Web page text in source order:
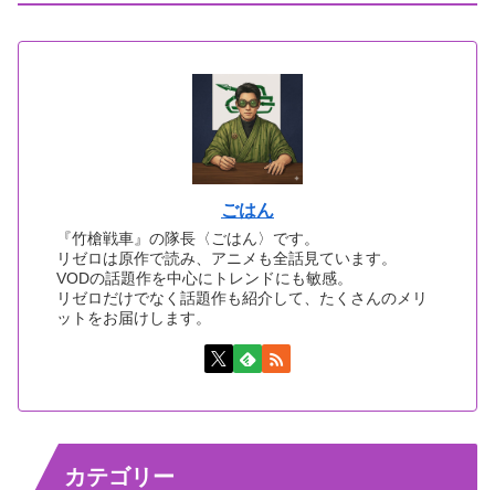
ごはん
『竹槍戦車』の隊長〈ごはん〉です。
リゼロは原作で読み、アニメも全話見ています。
VODの話題作を中心にトレンドにも敏感。
リゼロだけでなく話題作も紹介して、たくさんのメリ
ットをお届けします。
カテゴリー